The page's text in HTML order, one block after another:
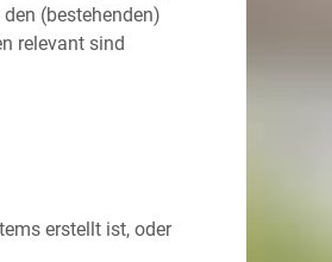
(bestehenden)
relevant sind
erstellt ist, oder